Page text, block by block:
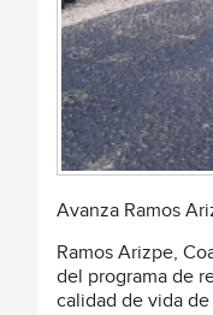
Avanza Ramos
Ramos Arizpe,
del programa de
calidad de vida